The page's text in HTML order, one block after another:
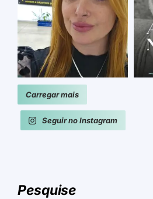
Carregar mais
Seguir no Instagram
Pesquise